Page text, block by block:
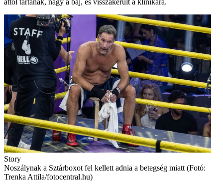
Story
Noszálynak a Sztárboxot fel kellett adnia a ­betegség miatt (Fotó:
Trenka Attila/fotocentral.hu)